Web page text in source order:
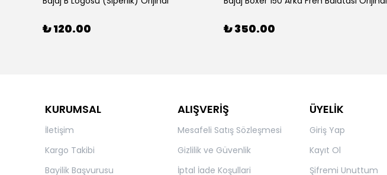
₺ 120.00 ₺ 350.00
KURUMSAL
İletişim
Kargo Takibi
Bayilik Başvurusu
ALIŞVERİŞ
Mesafeli Satış Sözleşmesi
Gizlilik ve Güvenlik
İptal İade Koşullari
ÜYELİK
Giriş Yap
Kayıt Ol
Şifremi Unuttum